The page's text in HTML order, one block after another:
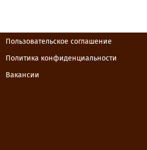
Пользовательское соглашение
Политика конфиденциальности
Вакансии